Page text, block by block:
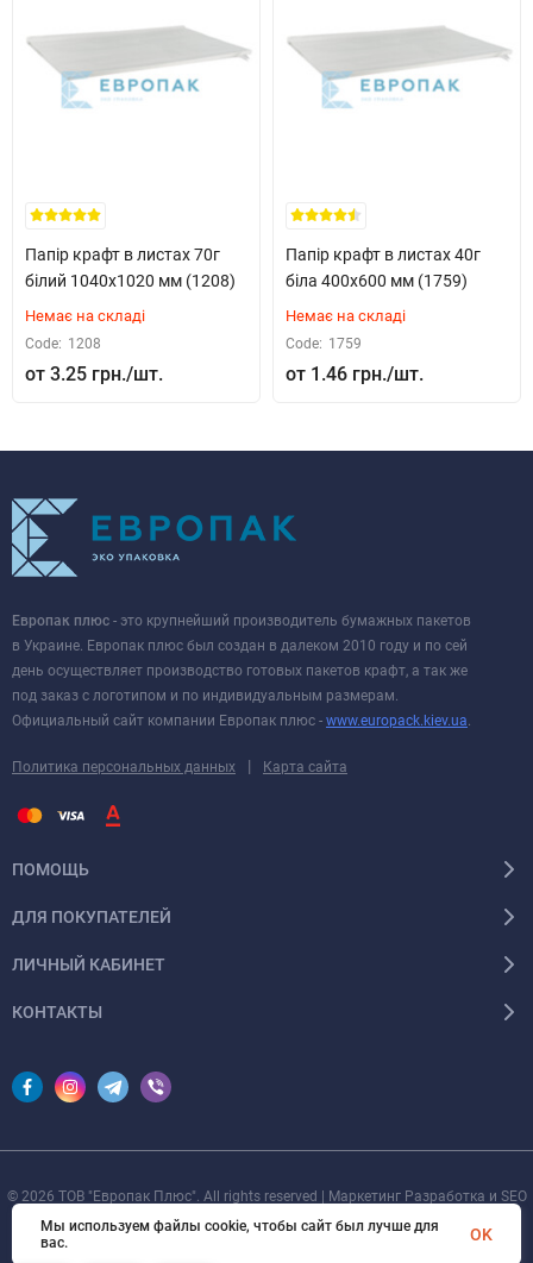
Папір крафт в листах 70г
білий 1040x1020 мм (1208)
Немає на складі
Code: 1208
3.25 грн.
Папір крафт в листах 40г
біла 400x600 мм (1759)
Немає на складі
Code: 1759
1.46 грн.
Европак плюс - это крупнейший производитель бумажных пакетов
в Украине. Европак плюс был создан в далеком 2010 году и по сей
день осуществляет производство готовых пакетов крафт, а так же
под заказ с логотипом и по индивидуальным размерам.
Официальный сайт компании Европак плюс - www.europack.kiev.ua.
Политика персональных данных | Карта сайта
ПОМОЩЬ
ДЛЯ ПОКУПАТЕЛЕЙ
ЛИЧНЫЙ КАБИНЕТ
КОНТАКТЫ
© 2026 ТОВ "Европак Плюс". All rights reserved | Маркетинг Разработка и SEO
от
Мы используем файлы cookie, чтобы сайт был лучше для
вас.
OK